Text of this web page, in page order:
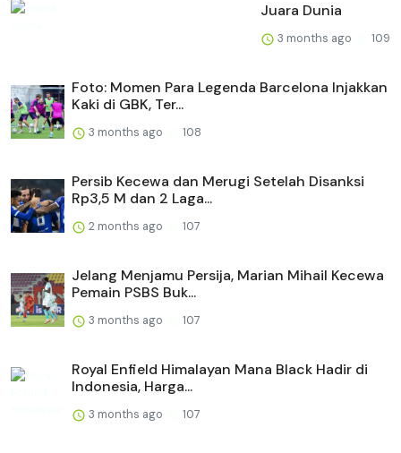
Juara Dunia
3 months ago 109
Foto: Momen Para Legenda Barcelona Injakkan
Kaki di GBK, Ter...
3 months ago 108
Persib Kecewa dan Merugi Setelah Disanksi
Rp3,5 M dan 2 Laga...
2 months ago 107
Jelang Menjamu Persija, Marian Mihail Kecewa
Pemain PSBS Buk...
3 months ago 107
Royal Enfield Himalayan Mana Black Hadir di
Indonesia, Harga...
3 months ago 107